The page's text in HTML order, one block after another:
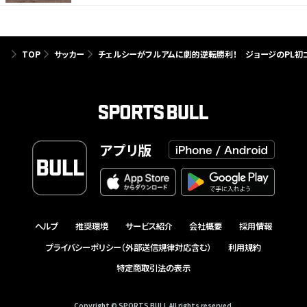
TOP サッカー チェルシーがフルアムに劇的逆転勝利！ ジョージのPL初
アプリ版
ヘルプ 推奨環境 サービス紹介 会社概要
採用情報
プライバシーポリシー（外部送信規律対応含む）
利用規約
特定商取引法の表示